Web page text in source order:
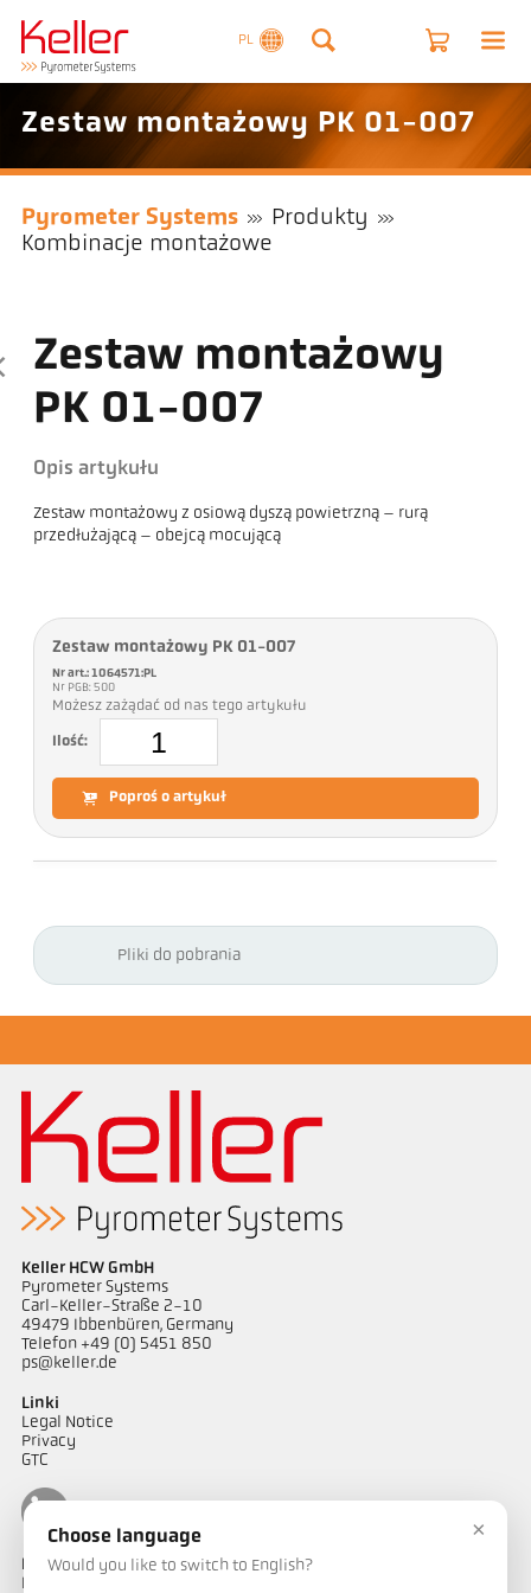
PL
Zestaw montażowy PK 01-007
Pyrometer Systems
Produkty
Kombinacje montażowe
Zestaw montażowy
PK 01-007
Opis artykułu
Zestaw montażowy z osiową dyszą powietrzną – rurą
przedłużającą – obejcą mocującą
Zestaw montażowy PK 01-007
Nr art.: 1064571:PL
Nr PGB: 500
Możesz zażądać od nas tego artykułu
Ilość:
Poproś o artykuł
Pliki do pobrania
Keller HCW GmbH
Pyrometer Systems
Carl-Keller-Straße 2-10
49479 Ibbenbüren, Germany
Telefon +49 (0) 5451 850
ps@keller.de
Linki
Legal Notice
Privacy
GTC
Kontakt
Mają Państwo pytania dotyczące naszych rozwiązań do pomiaru
×
Choose language
Would you like to switch to English?